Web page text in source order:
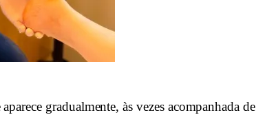
gradualmente, às vezes acompanhada de